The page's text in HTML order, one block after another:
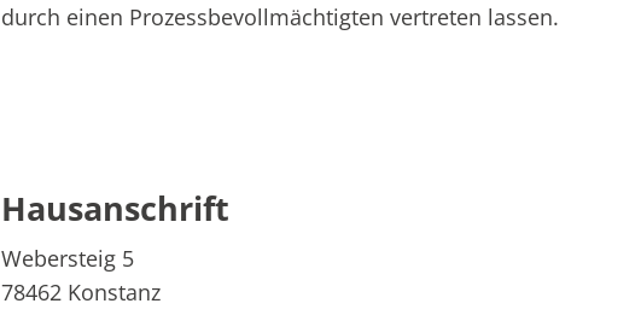
durch einen Prozessbevollmächtigten vertreten lassen.
Hausanschrift
Webersteig 5
78462 Konstanz